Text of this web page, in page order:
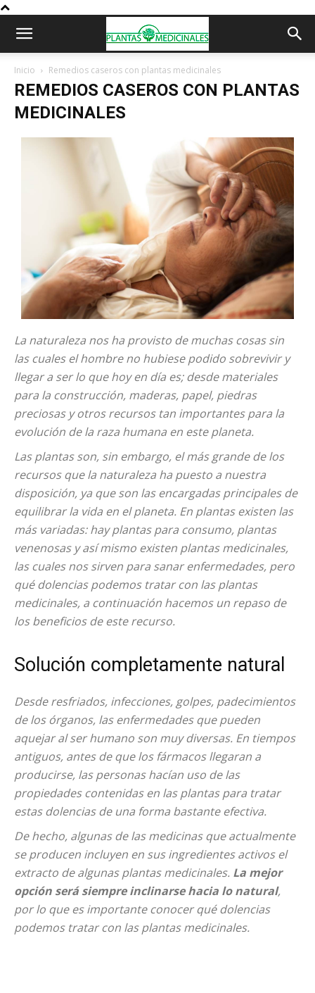
Inicio Remedios caseros con plantas medicinales
REMEDIOS CASEROS CON PLANTAS
MEDICINALES
La naturaleza nos ha provisto de muchas cosas sin
las cuales el hombre no hubiese podido sobrevivir y
llegar a ser lo que hoy en día es; desde materiales
para la construcción, maderas, papel, piedras
preciosas y otros recursos tan importantes para la
evolución de la raza humana en este planeta.
Las plantas son, sin embargo, el más grande de los
recursos que la naturaleza ha puesto a nuestra
disposición, ya que son las encargadas principales de
equilibrar la vida en el planeta. En plantas existen las
más variadas: hay plantas para consumo, plantas
venenosas y así mismo existen plantas medicinales,
las cuales nos sirven para sanar enfermedades, pero
qué dolencias podemos tratar con las plantas
medicinales, a continuación hacemos un repaso de
los beneficios de este recurso.
Solución completamente natural
Desde resfriados, infecciones, golpes, padecimientos
de los órganos, las enfermedades que pueden
aquejar al ser humano son muy diversas. En tiempos
antiguos, antes de que los fármacos llegaran a
producirse, las personas hacían uso de las
propiedades contenidas en las plantas para tratar
estas dolencias de una forma bastante efectiva.
De hecho, algunas de las medicinas que actualmente
se producen incluyen en sus ingredientes activos el
extracto de algunas plantas medicinales. La mejor
opción será siempre inclinarse hacia lo natural,
por lo que es importante conocer qué dolencias
podemos tratar con las plantas medicinales.